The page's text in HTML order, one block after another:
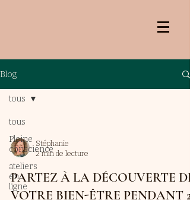
Blog
tous
Pleine
conscience
ateliers
en
ligne
tous
Stéphanie
2 min de lecture
PARTEZ À LA DÉCOUVERTE DE
VOTRE BIEN-ÊTRE PENDANT 2